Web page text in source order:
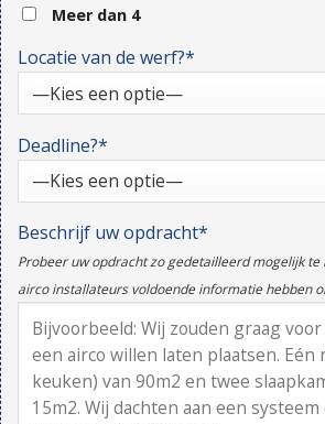
Meer dan 4
Locatie van de werf?*
Deadline?*
Beschrijf uw opdracht*
Probeer uw opdracht zo gedetailleerd mogelijk te
airco installateurs voldoende informatie hebben